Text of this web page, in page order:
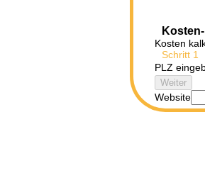
Kosten
Schritt 1
PLZ
Weiter
Website